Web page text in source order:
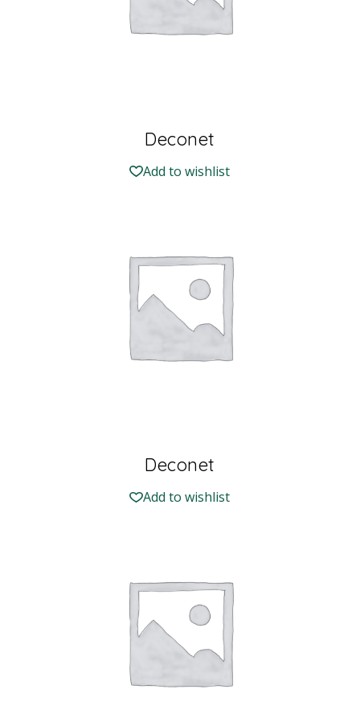
Deconet
Add to wishlist
Deconet
Add to wishlist